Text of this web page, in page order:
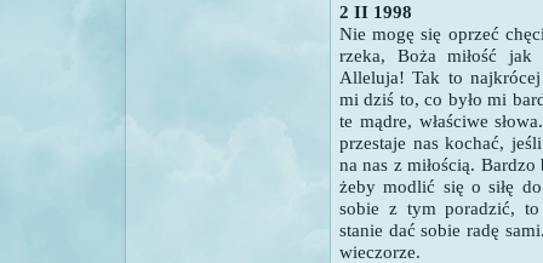
2 II 1998
Nie mogę się oprzeć
rzeka, Boża miłość
Alleluja! Tak to
mi dziś to, co było mi
te mądre, właściwe
przestaje nas kochać,
na nas z miłością.
żeby modlić się o siłę
sobie z tym poradzić,
stanie dać sobie radę
wieczorze.